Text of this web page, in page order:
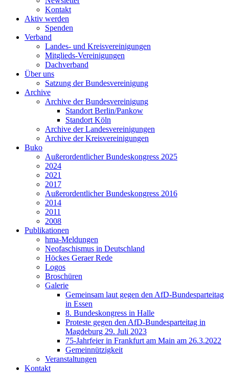
Kontakt
Aktiv werden
Spenden
Verband
Landes- und Kreisvereinigungen
Mitglieds-Vereinigungen
Dachverband
Über uns
Satzung der Bundesvereinigung
Archive
Archive der Bundesvereinigung
Standort Berlin/Pankow
Standort Köln
Archive der Landesvereinigungen
Archive der Kreisvereinigungen
Buko
Außerordentlicher Bundeskongress 2025
2024
2021
2017
Außerordentlicher Bundeskongress 2016
2014
2011
2008
Publikationen
hma-Meldungen
Neofaschismus in Deutschland
Höckes Geraer Rede
Logos
Broschüren
Galerie
Gemeinsam laut gegen den AfD-Bundesparteitag
in Essen
8. Bundeskongress in Halle
Proteste gegen den AfD-Bundesparteitag in
Magdeburg 29. Juli 2023
75-Jahrfeier in Frankfurt am Main am 26.3.2022
Gemeinnützigkeit
Veranstaltungen
Kontakt